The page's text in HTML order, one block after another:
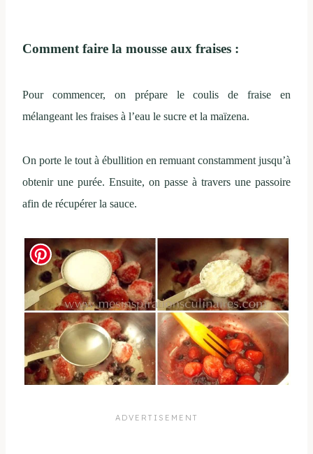
Comment faire la mousse aux fraises :
Pour commencer, on prépare le coulis de fraise en
mélangeant les fraises à l’eau le sucre et la maïzena.
On porte le tout à ébullition en remuant constamment jusqu’à
obtenir une purée. Ensuite, on passe à travers une passoire
afin de récupérer la sauce.